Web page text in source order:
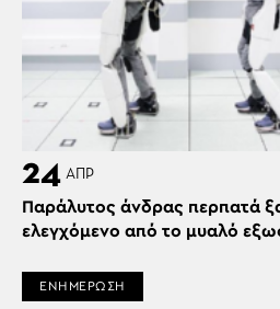
24 ΑΠΡ
Παράλυτος άνδρας περπατά
ελεγχόμενο από το μυαλό
ΕΝΗΜΕΡΩΣΗ